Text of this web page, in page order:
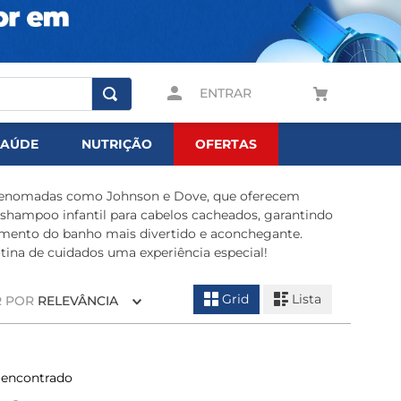
ENTRAR
NUTRIÇÃO OFERTAS
como Johnson e Dove, que oferecem
infantil para cabelos cacheados, garantindo
do banho mais divertido e aconchegante.
de cuidados uma experiência especial!
POR RELEVÂNCIA Grid Lista